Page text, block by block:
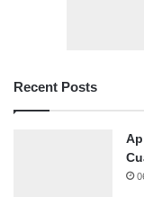
Recent Posts